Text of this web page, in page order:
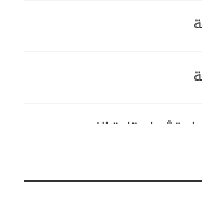
قادة النصر